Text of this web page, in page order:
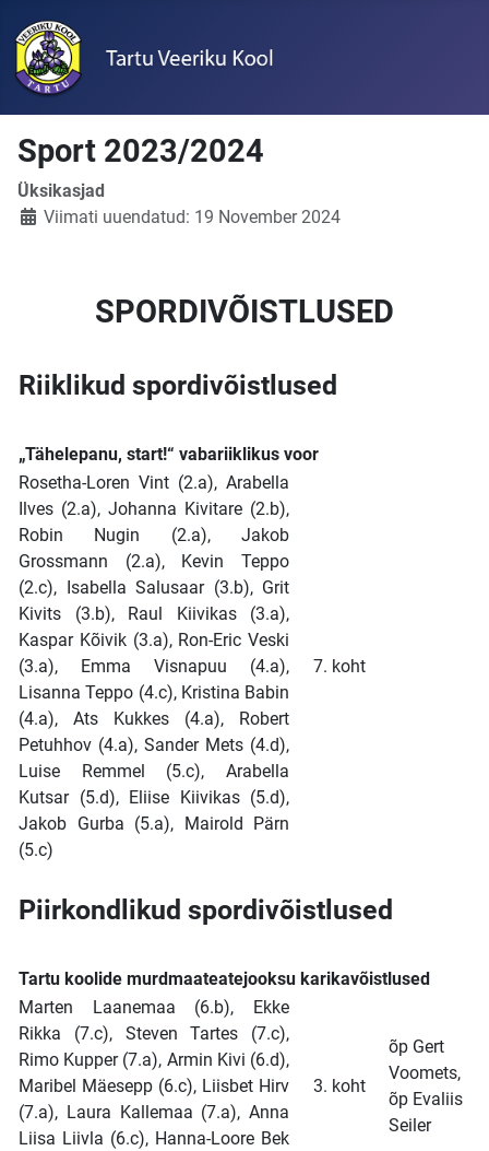
Sport 2023/2024
Üksikasjad
Viimati uuendatud: 19 November 2024
SPORDIVÕISTLUSED
Riiklikud spordivõistlused
„Tähelepanu, start!“ vabariiklikus voor
Rosetha-Loren Vint (2.a), Arabella
Ilves (2.a), Johanna Kivitare (2.b),
Robin Nugin (2.a), Jakob
Grossmann (2.a), Kevin Teppo
(2.c), Isabella Salusaar (3.b), Grit
Kivits (3.b), Raul Kiivikas (3.a),
Kaspar Kõivik (3.a), Ron-Eric Veski
(3.a), Emma Visnapuu (4.a),
Lisanna Teppo (4.c), Kristina Babin
(4.a), Ats Kukkes (4.a), Robert
Petuhhov (4.a), Sander Mets (4.d),
Luise Remmel (5.c), Arabella
Kutsar (5.d), Eliise Kiivikas (5.d),
Jakob Gurba (5.a), Mairold Pärn
(5.c)
7. koht
Piirkondlikud spordivõistlused
Tartu koolide murdmaateatejooksu karikavõistlused
Marten Laanemaa (6.b), Ekke
Rikka (7.c), Steven Tartes (7.c),
Rimo Kupper (7.a), Armin Kivi (6.d),
Maribel Mäesepp (6.c), Liisbet Hirv
(7.a), Laura Kallemaa (7.a), Anna
Liisa Liivla (6.c), Hanna-Loore Bek
3. koht
õp Gert
Voomets,
õp Evaliis
Seiler